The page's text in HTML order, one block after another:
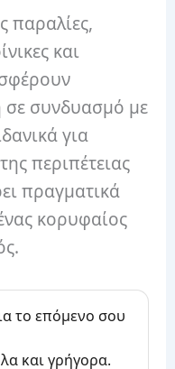
παραλίες,
και
σε συνδυασμό με
για
περιπέτειας
πραγματικά
κορυφαίος
το επόμενο σου
και γρήγορα.